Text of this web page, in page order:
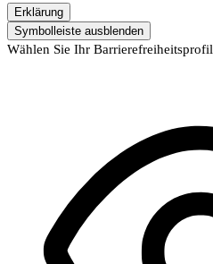
Erklärung
Symbolleiste ausblenden
Wählen Sie Ihr Barrierefreiheitsprofil